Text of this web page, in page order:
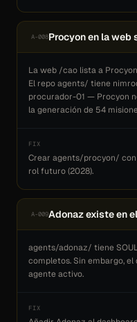
A-008Procyon en la web
La web /cao lista a
El repo agents/ tiene
procurador-01 — Procyon
la generación de 54
FIX
Crear agents/procyon/ con
rol futuro (2028).
A-009Adonaz existe en
agents/adonaz/ tiene
completos. Sin embargo,
agente activo.
FIX